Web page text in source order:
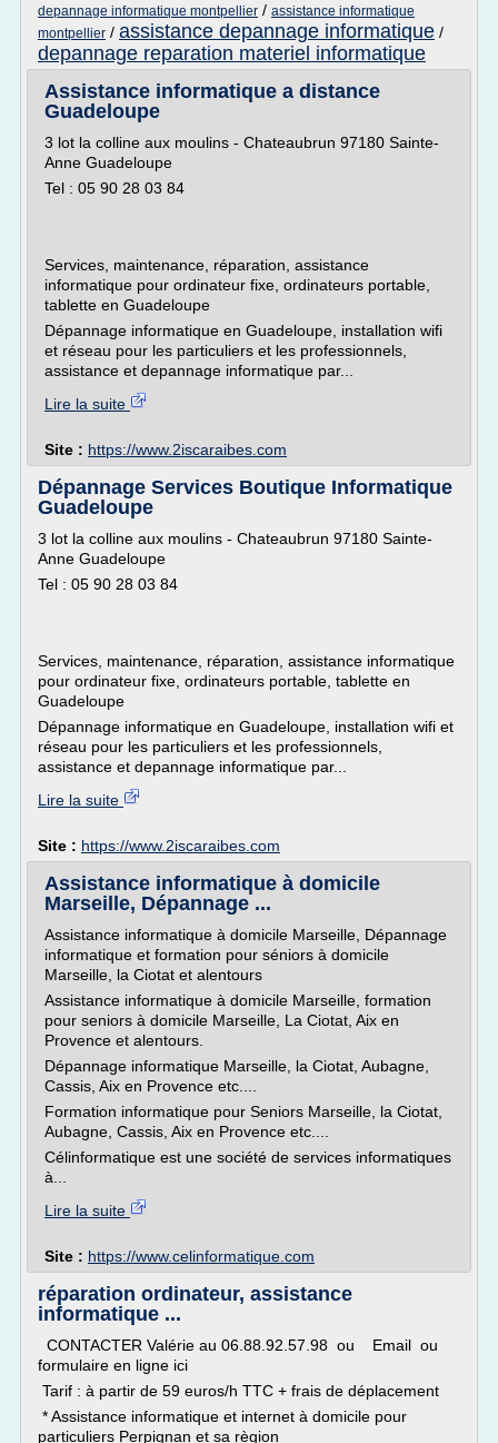
depannage informatique montpellier / assistance informatique
montpellier / assistance depannage informatique /
depannage reparation materiel informatique
Assistance informatique a distance
Guadeloupe
3 lot la colline aux moulins - Chateaubrun 97180 Sainte-
Anne Guadeloupe
Tel : 05 90 28 03 84
Services, maintenance, réparation, assistance
informatique pour ordinateur fixe, ordinateurs portable,
tablette en Guadeloupe
Dépannage informatique en Guadeloupe, installation wifi
et réseau pour les particuliers et les professionnels,
assistance et depannage informatique par...
Lire la suite
Site : https://www.2iscaraibes.com
Dépannage Services Boutique Informatique
Guadeloupe
3 lot la colline aux moulins - Chateaubrun 97180 Sainte-
Anne Guadeloupe
Tel : 05 90 28 03 84
Services, maintenance, réparation, assistance informatique
pour ordinateur fixe, ordinateurs portable, tablette en
Guadeloupe
Dépannage informatique en Guadeloupe, installation wifi et
réseau pour les particuliers et les professionnels,
assistance et depannage informatique par...
Lire la suite
Site : https://www.2iscaraibes.com
Assistance informatique à domicile
Marseille, Dépannage ...
Assistance informatique à domicile Marseille, Dépannage
informatique et formation pour séniors à domicile
Marseille, la Ciotat et alentours
Assistance informatique à domicile Marseille, formation
pour seniors à domicile Marseille, La Ciotat, Aix en
Provence et alentours.
Dépannage informatique Marseille, la Ciotat, Aubagne,
Cassis, Aix en Provence etc....
Formation informatique pour Seniors Marseille, la Ciotat,
Aubagne, Cassis, Aix en Provence etc....
Célinformatique est une société de services informatiques
à...
Lire la suite
Site : https://www.celinformatique.com
réparation ordinateur, assistance
informatique ...
CONTACTER Valérie au 06.88.92.57.98 ou Email ou
formulaire en ligne ici
Tarif : à partir de 59 euros/h TTC + frais de déplacement
* Assistance informatique et internet à domicile pour
particuliers Perpignan et sa règion